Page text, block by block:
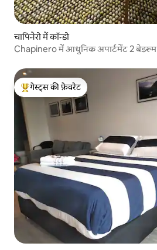
चापिनेरो में कॉन्डो
Chapinero में आधुनिक अपार्टमेंट 2 बेडरूम
गेस्ट्स का टॉप फ़ेवरेट
गेस्ट्स की फ़ेवरेट